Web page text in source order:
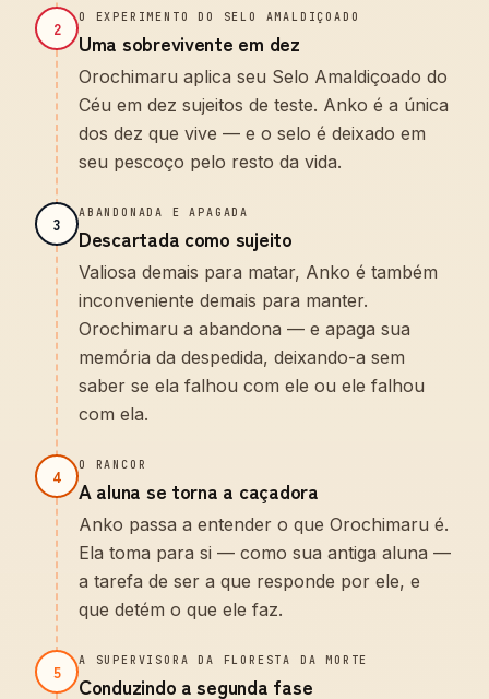
2
O EXPERIMENTO DO SELO AMALDIÇOADO
Uma sobrevivente em dez
Orochimaru aplica seu Selo Amaldiçoado do
Céu em dez sujeitos de teste. Anko é a única
dos dez que vive — e o selo é deixado em
seu pescoço pelo resto da vida.
3
ABANDONADA E APAGADA
Descartada como sujeito
Valiosa demais para matar, Anko é também
inconveniente demais para manter.
Orochimaru a abandona — e apaga sua
memória da despedida, deixando-a sem
saber se ela falhou com ele ou ele falhou
com ela.
4
O RANCOR
A aluna se torna a caçadora
Anko passa a entender o que Orochimaru é.
Ela toma para si — como sua antiga aluna —
a tarefa de ser a que responde por ele, e
que detém o que ele faz.
5
A SUPERVISORA DA FLORESTA DA MORTE
Conduzindo a segunda fase